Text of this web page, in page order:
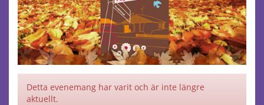
Detta evenemang har varit och är inte längre
aktuellt.